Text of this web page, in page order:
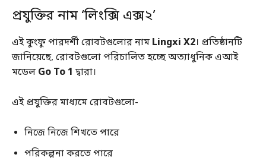
প্রযুক্তির নাম ‘লিংক্সি এক্স২’
এই কুংফু পারদর্শী রোবটগুলোর নাম Lingxi X2। প্রতিষ্ঠানটি
জানিয়েছে, রোবটগুলো পরিচালিত হচ্ছে অত্যাধুনিক এআই
মডেল Go To 1 দ্বারা।
এই প্রযুক্তির মাধ্যমে রোবটগুলো-
নিজে নিজে শিখতে পারে
পরিকল্পনা করতে পারে